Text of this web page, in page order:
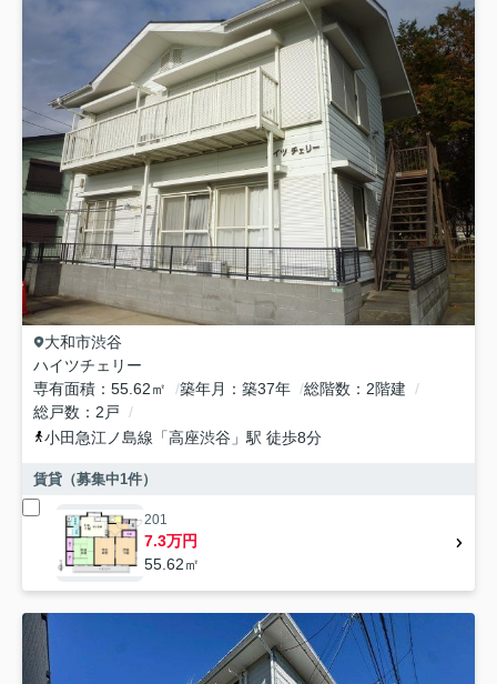
大和市渋谷
ハイツチェリー
専有面積
55.62㎡ 築年月 築37年 総階数
2階建
総戸数
2戸
小田急江ノ島線 「高座渋谷 」駅 徒歩8分
賃貸（募集中1件）
201
7.3万円
55.62㎡